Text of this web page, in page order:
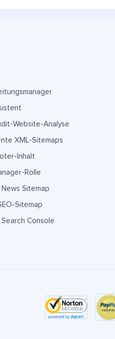
Website-Analyse
XML-Sitemaps
Inhalt
Rolle
Sitemap
Sitemap
Console